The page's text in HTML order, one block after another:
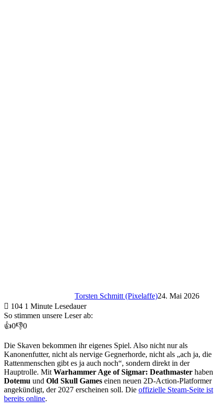
Torsten Schmitt (Pixelaffe)24. Mai 2026
104 1 Minute Lesedauer
So stimmen unsere Leser ab:
👍0👎0
Die Skaven bekommen ihr eigenes Spiel. Also nicht nur als
Kanonenfutter, nicht als nervige Gegnerhorde, nicht als „ach ja, die
Rattenmenschen gibt es ja auch noch“, sondern direkt in der
Hauptrolle. Mit Warhammer Age of Sigmar: Deathmaster haben
Dotemu und Old Skull Games einen neuen 2D-Action-Platformer
angekündigt, der 2027 erscheinen soll. Die offizielle Steam-Seite ist
bereits online.